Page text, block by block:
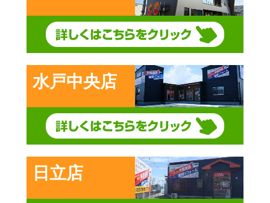
水戸中央店
日立店